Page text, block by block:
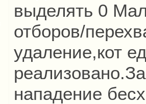
выделять 0
отборов/
удаление,кот
нападение